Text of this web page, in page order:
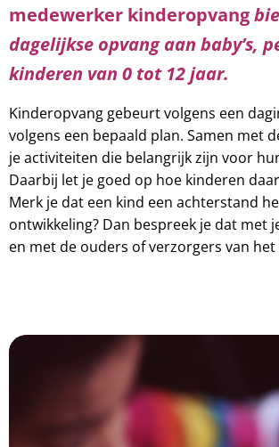
medewerker kinderopvang
dagelijkse opvang aan baby’s,
kinderen van 0 tot 12 jaar.
Kinderopvang gebeurt volgens een
volgens een bepaald plan. Samen met
je activiteiten die belangrijk zijn voor
Daarbij let je goed op hoe kinderen
Merk je dat een kind een achterstand
ontwikkeling? Dan bespreek je dat met
en met de ouders of verzorgers van het